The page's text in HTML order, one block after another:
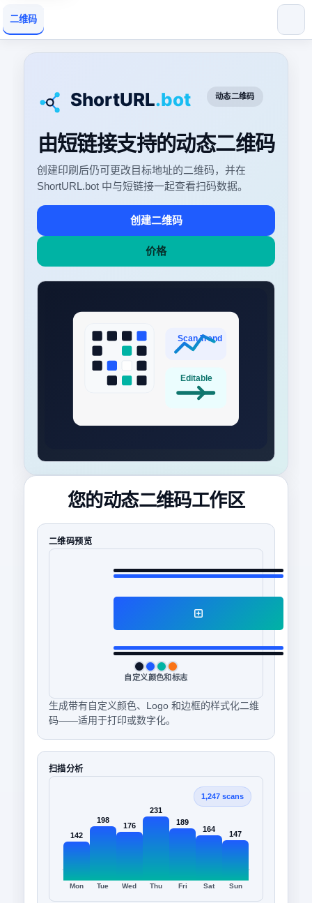
二维码
动态二维码
由短链接支持的动态二维码
创建印刷后仍可更改目标地址的二维码，并在
ShortURL.bot 中与短链接一起查看扫码数据。
创建二维码
价格
您的动态二维码工作区
二维码预览
自定义颜色和标志
生成带有自定义颜色、Logo 和边框的样式化二维
码——适用于打印或数字化。
扫描分析
1,247 scans
142
Mon
198
Tue
176
Wed
231
Thu
189
Fri
164
Sat
147
Sun